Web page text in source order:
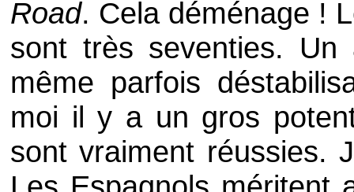
Road. Cela déménage !
sont très seventies. Un
même parfois
moi il y a un gros
sont vraiment réussies.